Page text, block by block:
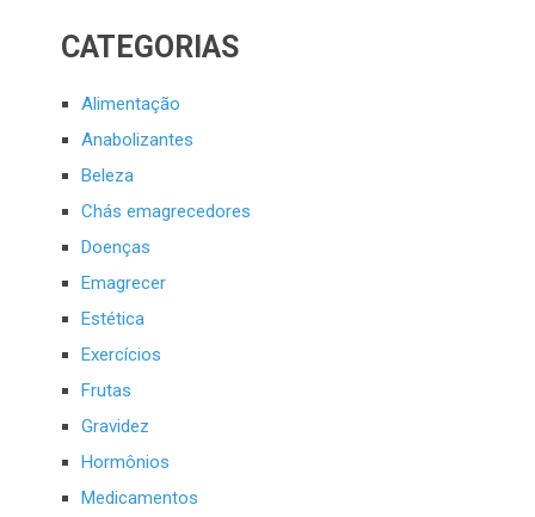
CATEGORIAS
Alimentação
Anabolizantes
Beleza
Chás emagrecedores
Doenças
Emagrecer
Estética
Exercícios
Frutas
Gravidez
Hormônios
Medicamentos